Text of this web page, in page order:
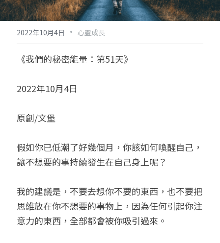
手工印鑑
五行八字學
後天派陽宅
Blog
黃金會員專區
八字雜記
站長精選
臉書生活
好書推廌
試閱專區
Podcast聽書
陽宅視頻
線上直播
自我挑戰
線上學苑
八字進階班
八字中階班
八字高階班
五人實戰班
五行計算初階班
《十神高階實戰錄》完整典藏版
科學八字推理PDF
八字批命
小兒命名
科學八字推理1
科學八字推理2
科學八字推理3
科學八字輕鬆學
輕鬆學會科學八字推理
與我預約
批命預約
上課預約
常見問題
FB粉絲頁
登錄/註冊
搜索
繁體中文
繁體中文
0938617837
2022年10月4日 · 心靈成長
《我們的秘密能量：第51天》
2022年10月4日
原創/文堡
假如你已低潮了好幾個月，你該如何喚醒自己，
讓不想要的事持續發生在自己身上呢？
我的建議是，不要去想你不要的東西，也不要把
思維放在你不想要的事物上，因為任何引起你注
意力的東西，全部都會被你吸引過來。
1美元超值PDF
八字線上批命
小兒命名